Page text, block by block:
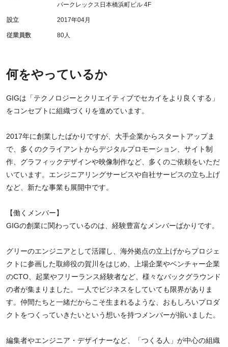
何をやっているか
GIGは「テクノロジーとクリエイティブでセカイをより良くする」
をコンセプトに組織づくりを進めています。
2017年に創業したばかりですが、大手企業からスタートアップま
で、多くのクライアントからデジタルプロモーション、サイト制
作、グラフィックデザインや映像制作など、多くのご依頼をいただ
いています。エンジニアリングサービスや自社サービスの立ち上げ
など、新たな事業も展開中です。
【働くメンバー】
GIGの創業に関わっているのは、経験豊富なメンバーばかりです。
グリーのエンジニアとして活躍し、海外拠点の立上げからプロジェ
クトに参画した取締役の賀川をはじめ、上場企業やベンチャー企業
のCTO、起業やフリーランス経験者など、様々なバックグラウンド
の者が集まりました。一人でビジネスをしていても限界がありま
す。仲間たちと一緒だからこそ生まれるような、おもしろいプロダ
クトをつくっていきたいという想いを持つメンバーが揃いました。
編集者やエンジニア・デザイナーなど、「つくる人」が中心の組織
パークレックス日本橋浜町ビル 4F
設立 2017年04月
従業員数 80人